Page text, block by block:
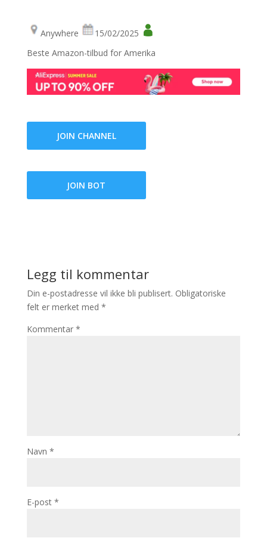
Anywhere
15/02/2025
Beste Amazon-tilbud for Amerika
JOIN CHANNEL
JOIN BOT
Legg til kommentar
Din e-postadresse vil ikke bli publisert. Obligatoriske
felt er merket med *
Kommentar *
Navn *
E-post *